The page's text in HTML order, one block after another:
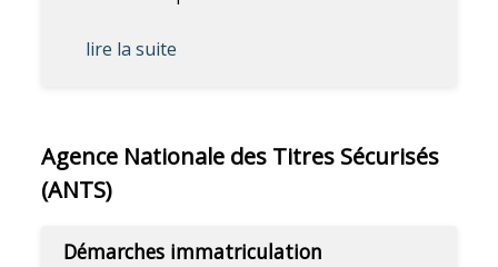
lire la suite
Agence Nationale des Titres Sécurisés
(ANTS)
Démarches immatriculation